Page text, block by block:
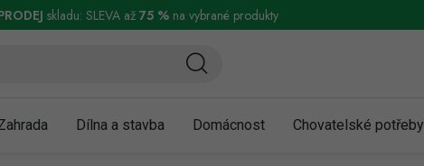
Podmínky ochrany osobních údajů Obchodní podmínky pro podnikatele
skladu: SLEVA až 75 %na vybrané produkty
Dílna a stavba Domácnost Chovatelské potřeby